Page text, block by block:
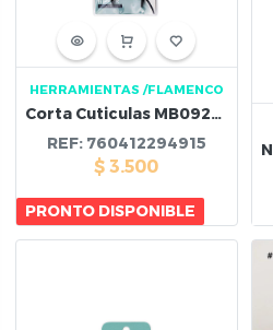
HERRAMIENTAS /FLAMENCO
Corta Cuticulas MB092602
REF: 760412294915
$3.500
PRONTO DISPONIBLE